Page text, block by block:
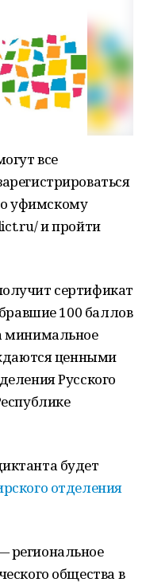
все
уфимскому
и пройти
сертификат
100 баллов
минимальное
ценными
Русского
будет
отделения
региональное
общества в